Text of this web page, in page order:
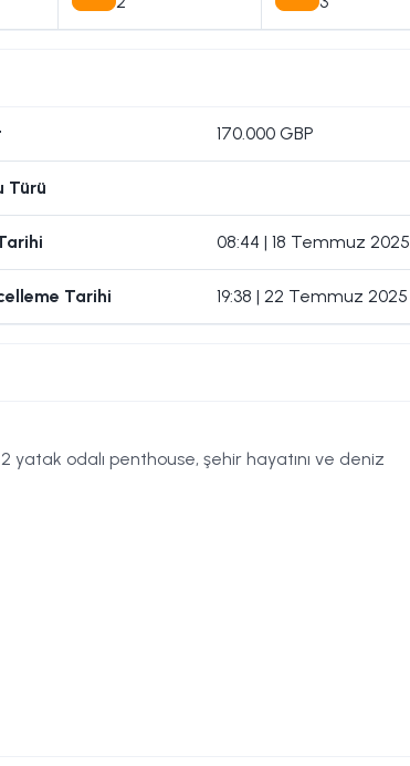
170.000 GBP
Türü
08:44 | 18 Temmuz 2025
Tarihi 19:38 | 22 Temmuz 2025
yatak odalı penthouse, şehir hayatını ve deniz